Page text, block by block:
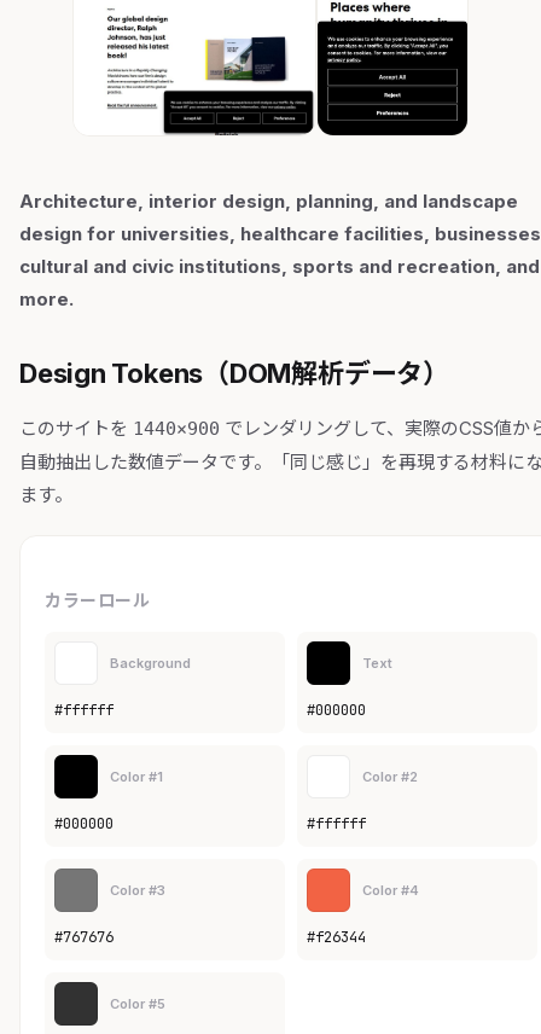
Architecture, interior design, planning, and landscape
design for universities, healthcare facilities,
cultural and civic institutions, sports and recreation, and
more.
Design Tokens（DOM解析データ）
このサイトを 1440×900 でレンダリングして、実際のCSS値か
自動抽出した数値データです。「同じ感じ」を再現する材料に
ます。
カラーロール
Background
#ffffff
Text
#000000
Color #1
#000000
Color #2
#ffffff
Color #3
#767676
Color #4
#f26344
Color #5